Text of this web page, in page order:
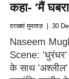
कहा- 'मैं
दरख्शां मुमताज़| 30
Naseem
Scene: 'धुरंधर'
के साथ 'अश्लील'